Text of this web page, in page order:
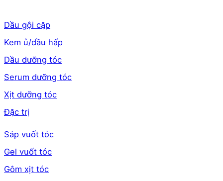
Dầu gội cặp
Kem ủ/dầu hấp
Dầu dưỡng tóc
Serum dưỡng tóc
Xịt dưỡng tóc
Đặc trị
Sáp vuốt tóc
Gel vuốt tóc
Gôm xịt tóc